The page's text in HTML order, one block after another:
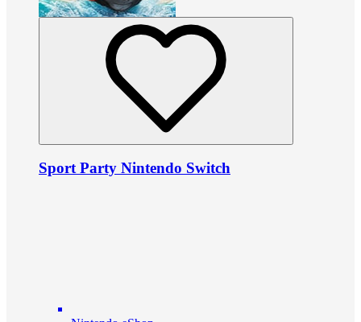
Sport Party Nintendo Switch